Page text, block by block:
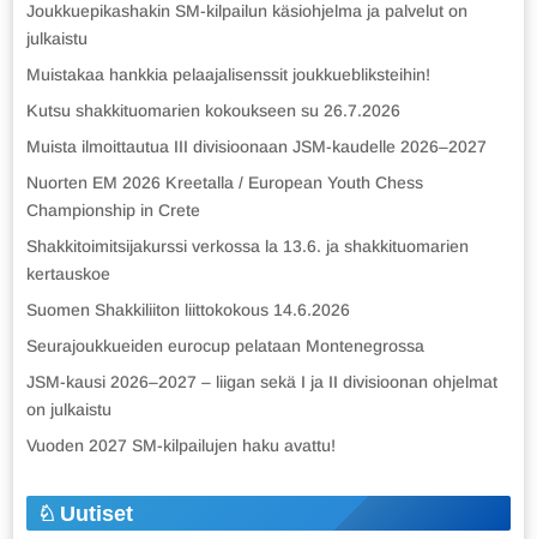
Joukkuepikashakin SM-kilpailun käsiohjelma ja palvelut on
julkaistu
Muistakaa hankkia pelaajalisenssit joukkuebliksteihin!
Kutsu shakkituomarien kokoukseen su 26.7.2026
Muista ilmoittautua III divisioonaan JSM-kaudelle 2026–2027
Nuorten EM 2026 Kreetalla / European Youth Chess
Championship in Crete
Shakkitoimitsijakurssi verkossa la 13.6. ja shakkituomarien
kertauskoe
Suomen Shakkiliiton liittokokous 14.6.2026
Seurajoukkueiden eurocup pelataan Montenegrossa
JSM-kausi 2026–2027 – liigan sekä I ja II divisioonan ohjelmat
on julkaistu
Vuoden 2027 SM-kilpailujen haku avattu!
Uutiset